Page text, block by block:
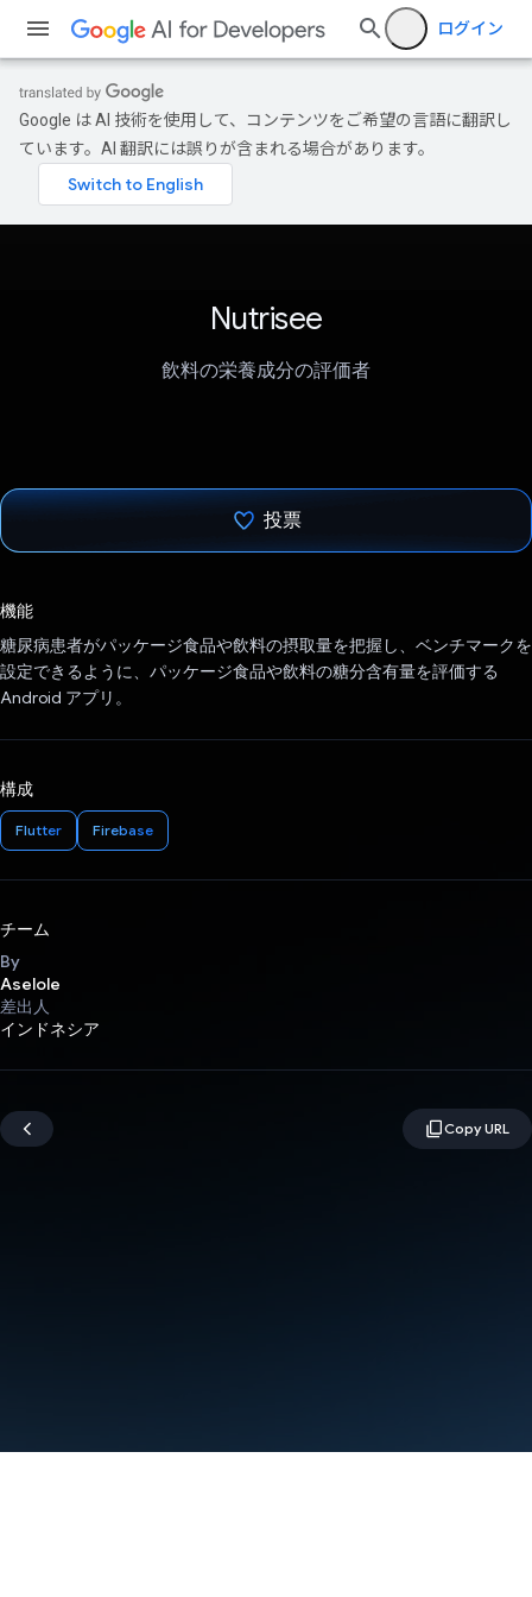
ログイン
Google は AI 技術を使用して、コンテンツをご希望の言語に翻訳し
ています。AI 翻訳には誤りが含まれる場合があります。
Nutrisee
飲料の栄養成分の評価者
投票
機能
糖尿病患者がパッケージ食品や飲料の摂取量を把握し、ベンチマークを
設定できるように、パッケージ食品や飲料の糖分含有量を評価する
Android アプリ。
構成
Flutter Firebase
チーム
By
Aselole
差出人
インドネシア